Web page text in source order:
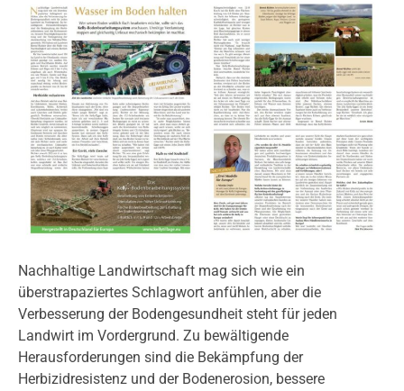
Nachhaltige Landwirtschaft mag sich wie ein
überstrapaziertes Schlagwort anfühlen, aber die
Verbesserung der Bodengesundheit steht für jeden
Landwirt im Vordergrund. Zu bewältigende
Herausforderungen sind die Bekämpfung der
Herbizidresistenz und der Bodenerosion, bessere